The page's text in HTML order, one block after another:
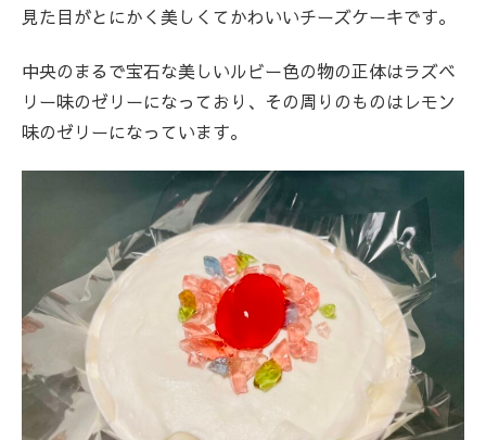
見た目がとにかく美しくてかわいいチーズケーキです。
中央のまるで宝石な美しいルビー色の物の正体はラズベ
リー味のゼリーになっており、その周りのものはレモン
味のゼリーになっています。